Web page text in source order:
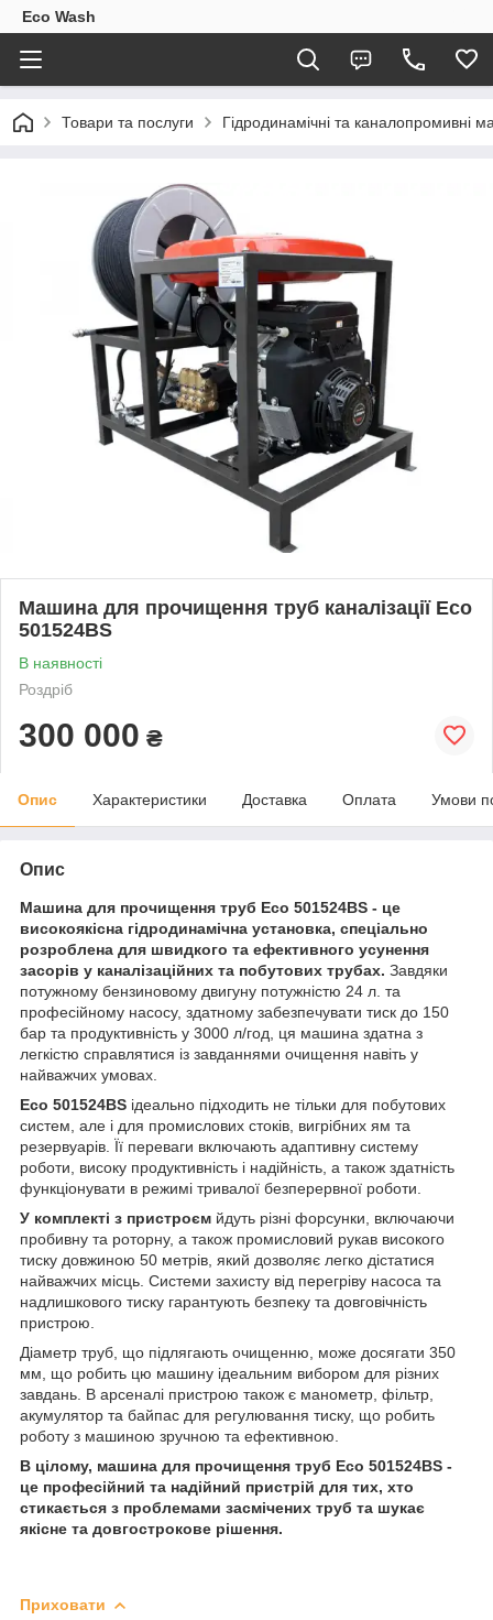
Eco Wash
Товари та послуги Гідродинамічні та каналопромивні
Машина для прочищення труб каналізації Eco
501524BS
В наявності
Роздріб
300 000 ₴
Опис Характеристики Доставка Оплата Умови
Опис
Машина для прочищення труб Eco 501524BS - це
високоякісна гідродинамічна установка, спеціально
розроблена для швидкого та ефективного усунення
засорів у каналізаційних та побутових трубах. Завдяки
потужному бензиновому двигуну потужністю 24 л. та
професійному насосу, здатному забезпечувати тиск до 150
бар та продуктивність у 3000 л/год, ця машина здатна з
легкістю справлятися із завданнями очищення навіть у
найважчих умовах.
Eco 501524BS ідеально підходить не тільки для побутових
систем, але і для промислових стоків, вигрібних ям та
резервуарів. Її переваги включають адаптивну систему
роботи, високу продуктивність і надійність, а також здатність
функціонувати в режимі тривалої безперервної роботи.
У комплекті з пристроєм йдуть різні форсунки, включаючи
пробивну та роторну, а також промисловий рукав високого
тиску довжиною 50 метрів, який дозволяє легко дістатися
найважчих місць. Системи захисту від перегріву насоса та
надлишкового тиску гарантують безпеку та довговічність
пристрою.
Діаметр труб, що підлягають очищенню, може досягати 350
мм, що робить цю машину ідеальним вибором для різних
завдань. В арсеналі пристрою також є манометр, фільтр,
акумулятор та байпас для регулювання тиску, що робить
роботу з машиною зручною та ефективною.
В цілому, машина для прочищення труб Eco 501524BS -
це професійний та надійний пристрій для тих, хто
стикається з проблемами засмічених труб та шукає
якісне та довгострокове рішення.
Приховати